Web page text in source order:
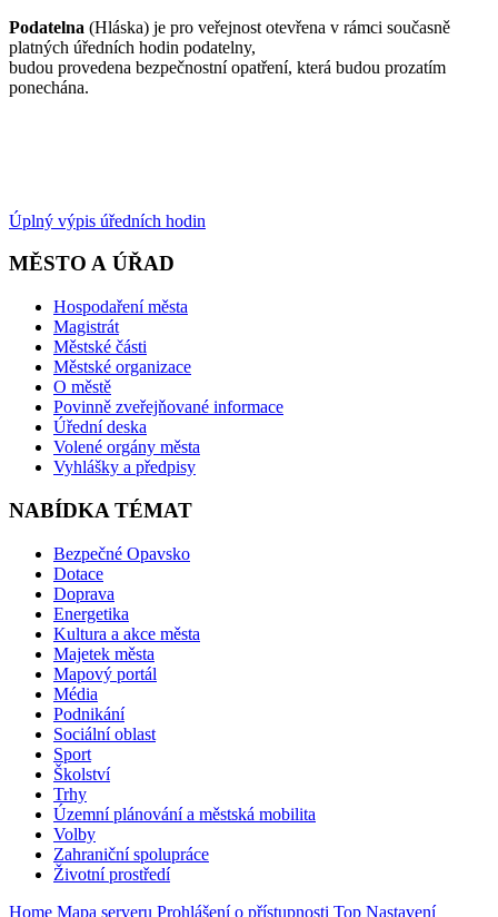
Podatelna (Hláska) je pro veřejnost otevřena v rámci současně
platných úředních hodin podatelny,
budou provedena bezpečnostní opatření, která budou prozatím
ponechána.
Úplný výpis úředních hodin
MĚSTO A ÚŘAD
Hospodaření města
Magistrát
Městské části
Městské organizace
O městě
Povinně zveřejňované informace
Úřední deska
Volené orgány města
Vyhlášky a předpisy
NABÍDKA TÉMAT
Bezpečné Opavsko
Dotace
Doprava
Energetika
Kultura a akce města
Majetek města
Mapový portál
Média
Podnikání
Sociální oblast
Sport
Školství
Trhy
Územní plánování a městská mobilita
Volby
Zahraniční spolupráce
Životní prostředí
Home Mapa serveru Prohlášení o přístupnosti Top Nastavení